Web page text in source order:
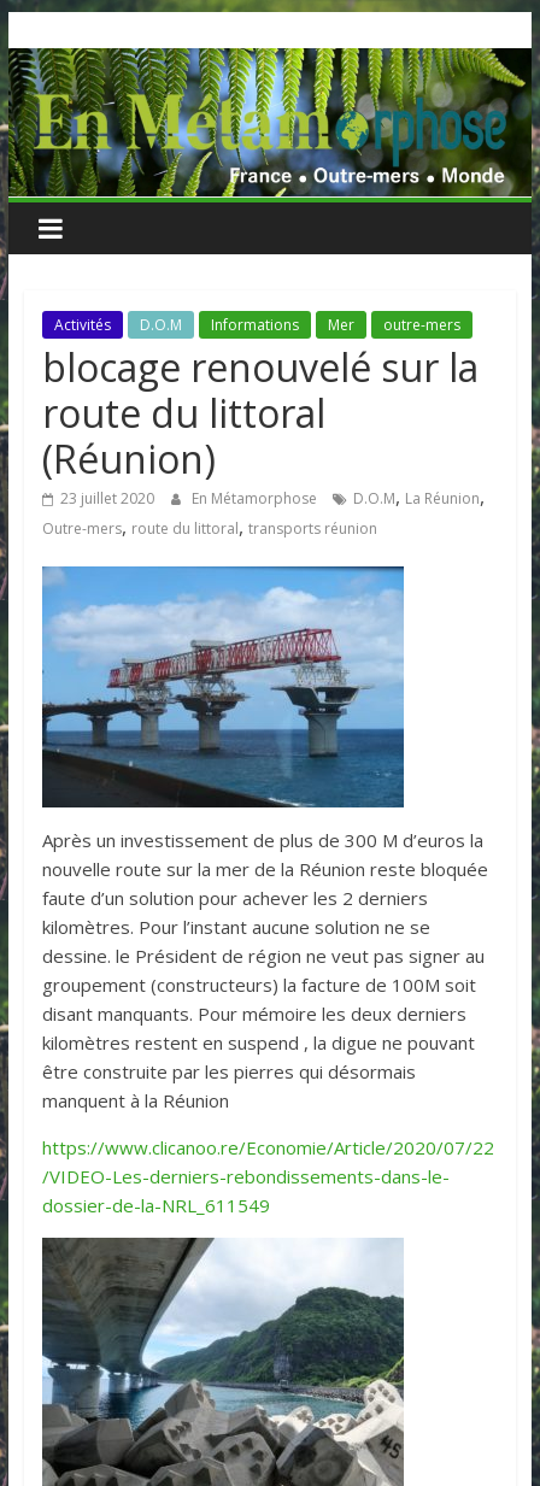
to
content
Activités D.O.M Informations Mer outre-mers
blocage renouvelé sur la
route du littoral
(Réunion)
23 juillet 2020 En Métamorphose D.O.M, La Réunion,
Outre-mers, route du littoral, transports réunion
Après un investissement de plus de 300 M d’euros la
nouvelle route sur la mer de la Réunion reste bloquée
faute d’un solution pour achever les 2 derniers
kilomètres. Pour l’instant aucune solution ne se
dessine. le Président de région ne veut pas signer au
groupement (constructeurs) la facture de 100M soit
disant manquants. Pour mémoire les deux derniers
kilomètres restent en suspend , la digue ne pouvant
être construite par les pierres qui désormais
manquent à la Réunion
https://www.clicanoo.re/Economie/Article/2020/07/22
/VIDEO-Les-derniers-rebondissements-dans-le-
dossier-de-la-NRL_611549